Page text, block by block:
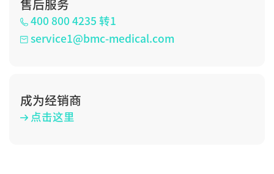
售后服务
400 800 4235 转1
service1@bmc-medical.com
成为经销商
点击这里